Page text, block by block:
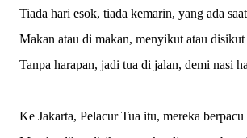
Tiada hari esok, tiada kemarin, yang ada
Makan atau di makan, menyikut atau disikut
Tanpa harapan, jadi tua di jalan, demi nasi
Ke Jakarta, Pelacur Tua itu, mereka berpacu